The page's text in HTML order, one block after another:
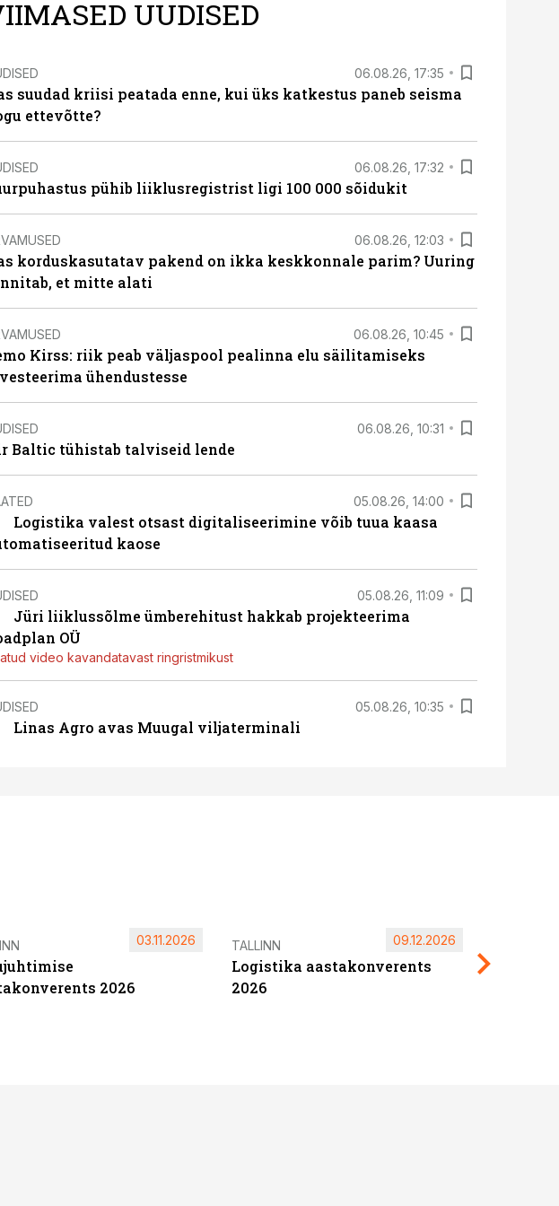
UUDISED
06.08.26, 17:35
suudad kriisi peatada enne, kui üks katkestus paneb seisma
ettevõtte?
06.08.26, 17:32
pühib liiklusregistrist ligi 100 000 sõidukit
06.08.26, 12:03
korduskasutatav pakend on ikka keskkonnale parim? Uuring
et mitte alati
06.08.26, 10:45
Kirss: riik peab väljaspool pealinna elu säilitamiseks
ühendustesse
06.08.26, 10:31
Baltic tühistab talviseid lende
05.08.26, 14:00
Logistika valest otsast digitaliseerimine võib tuua kaasa
kaose
05.08.26, 11:09
Jüri liiklussõlme ümberehitust hakkab projekteerima
OÜ
video kavandatavast ringristmikust
05.08.26, 10:35
Linas Agro avas Muugal viljaterminali
2026
03.11.2026 TALLINN
Logistika aastakonverents
2026
09.12.2026